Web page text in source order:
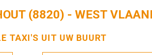
(8820) - WEST
TAXI'S UIT UW BUURT